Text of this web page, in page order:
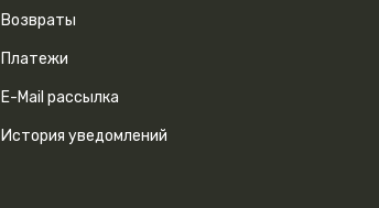
Возвраты
Платежи
E-Mail рассылка
История уведомлений